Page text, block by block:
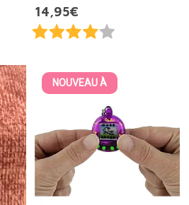
14,95€
NOUVEAU À